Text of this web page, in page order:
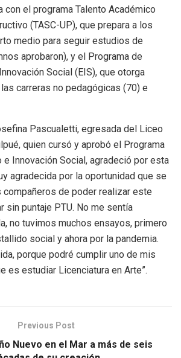
con el programa Talento Académico
(TASC-UP), que prepara a los
medio para seguir estudios de
aprobaron), y el Programa de
Social (EIS), que otorga
carreras no pedagógicas (70) e
Pascualetti, egresada del Liceo
quien cursó y aprobó el Programa
e Innovación Social, agradeció por esta
agradecida por la oportunidad que se
compañeros de poder realizar este
sin puntaje PTU. No me sentía
no tuvimos muchos ensayos, primero
social y ahora por la pandemia.
porque podré cumplir uno de mis
es estudiar Licenciatura en Arte”.
Previous Post
Nuevo en el Mar a más de seis